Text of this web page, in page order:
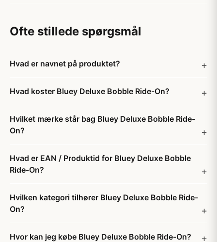
Ofte stillede spørgsmål
Hvad er navnet på produktet?
Hvad koster Bluey Deluxe Bobble Ride-On?
Hvilket mærke står bag Bluey Deluxe Bobble Ride-
On?
Hvad er EAN / Produktid for Bluey Deluxe Bobble
Ride-On?
Hvilken kategori tilhører Bluey Deluxe Bobble Ride-
On?
Hvor kan jeg købe Bluey Deluxe Bobble Ride-On?